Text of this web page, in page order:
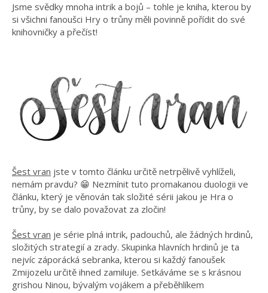
Jsme svědky mnoha intrik a bojů – tohle je kniha, kterou by
si všichni fanoušci Hry o trůny měli povinně pořídit do své
knihovničky a přečíst!
Šest vran jste v tomto článku určitě netrpělivě vyhlíželi,
nemám pravdu? 😁 Nezmínit tuto promakanou duologii ve
článku, který je věnován tak složité sérii jakou je Hra o
trůny, by se dalo považovat za zločin!
Šest vran je série plná intrik, padouchů, ale žádných hrdinů,
složitých strategií a zrady. Skupinka hlavních hrdinů je ta
nejvíc záporácká sebranka, kterou si každý fanoušek
Zmijozelu určitě ihned zamiluje. Setkáváme se s krásnou
grishou Ninou, bývalým vojákem a přeběhlíkem